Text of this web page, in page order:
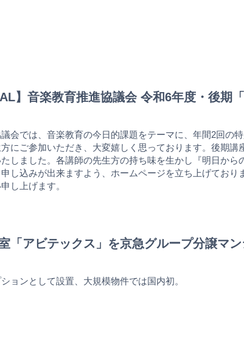
】音楽教育推進協議会 令和6年度・後期
会では、音楽教育の今日的課題をテーマに、年間2回の
にご参加いただき、大変嬉しく思っております。後期
しました。各講師の先生方の持ち味を生かし『明日か
し込みが出来ますよう、ホームページを立ち上げてお
し上げます。
「アビテックス」を京急グループ分譲マ
ョンとして設置、大規模物件では国内初。